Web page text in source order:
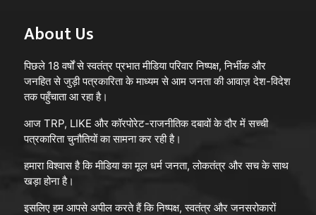
About Us
पिछले 18 वर्षों से स्वतंत्र प्रभात मीडिया परिवार निष्पक्ष, निर्भीक और
जनहित से जुड़ी पत्रकारिता के माध्यम से आम जनता की आवाज़ देश-विदेश
तक पहुँचाता आ रहा है।
आज TRP, LIKE और कॉरपोरेट-राजनीतिक दबावों के दौर में सच्ची
पत्रकारिता चुनौतियों का सामना कर रही है।
हमारा विश्वास है कि मीडिया का मूल धर्म जनता, लोकतंत्र और सच के साथ
खड़ा होना है।
इसलिए हम आपसे अपील करते हैं कि निष्पक्ष, स्वतंत्र और जनसरोकारों